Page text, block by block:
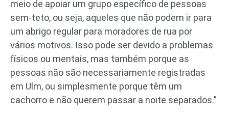
meio de apoiar um grupo específico de pessoas
sem-teto, ou seja, aqueles que não podem ir para
um abrigo regular para moradores de rua por
vários motivos. Isso pode ser devido a problemas
físicos ou mentais, mas também porque as
pessoas não são necessariamente registradas
em Ulm, ou simplesmente porque têm um
cachorro e não querem passar a noite separados.”